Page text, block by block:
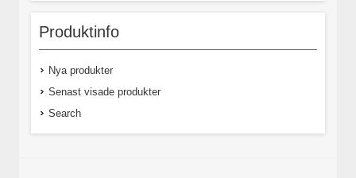
Produktinfo
Nya produkter
Senast visade produkter
Search